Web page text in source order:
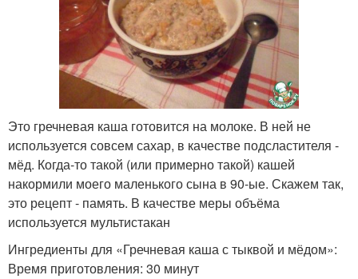
Это гречневая каша готовится на молоке. В ней не
используется совсем сахар, в качестве подсластителя -
мёд. Когда-то такой (или примерно такой) кашей
накормили моего маленького сына в 90-ые. Скажем так,
это рецепт - память. В качестве меры объёма
используется мультистакан
Ингредиенты для «Гречневая каша с тыквой и мёдом»:
Время приготовления: 30 минут